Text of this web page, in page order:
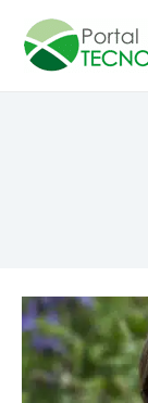
contenido
Nuevo
Director
General
de
AlphaBio
Control